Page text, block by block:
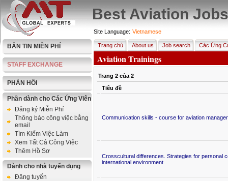
Best Aviation Jobs
BẢN TIN MIỄN PHÍ
STAFF EXCHANGE
PHẢN HỒI
Phần dành cho Các Ứng Viên
Đăng ký Miễn Phí
Thông báo công việc bằng
email
Tìm Kiếm Việc Làm
Xem Tất Cả Công Việc
Thêm Hồ Sơ
Dành cho nhà tuyển dụng
Đăng tuyển
Site Language: Vietnamese
Trang chủ About us Job search Các Ứng
Aviation Trainings
Trang 2của 2
Tiêu đề
Communication skills - course for aviation
Crosscultural differences. Strategies for personal
international environment